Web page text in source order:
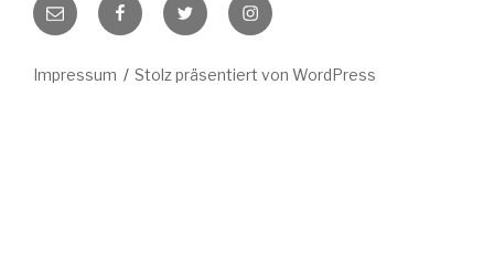
Mail
Impressum Stolz präsentiert von WordPress